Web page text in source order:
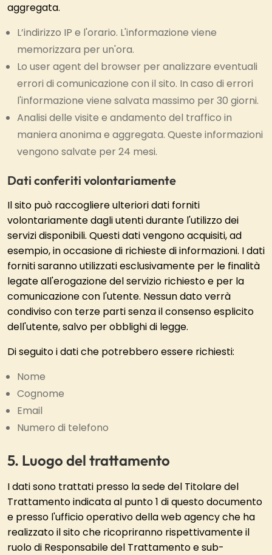
aggregata.
L’indirizzo IP e l'orario. L'informazione viene
memorizzara per un'ora.
Lo user agent del browser per analizzare eventuali
errori di comunicazione con il sito. In caso di errori
l'informazione viene salvata massimo per 30 giorni.
Analisi delle visite e andamento del traffico in
maniera anonima e aggregata. Queste informazioni
vengono salvate per 24 mesi.
Dati conferiti volontariamente
Il sito può raccogliere ulteriori dati forniti
volontariamente dagli utenti durante l'utilizzo dei
servizi disponibili. Questi dati vengono acquisiti, ad
esempio, in occasione di richieste di informazioni. I dati
forniti saranno utilizzati esclusivamente per le finalità
legate all'erogazione del servizio richiesto e per la
comunicazione con l'utente. Nessun dato verrà
condiviso con terze parti senza il consenso esplicito
dell'utente, salvo per obblighi di legge.
Di seguito i dati che potrebbero essere richiesti:
Nome
Cognome
Email
Numero di telefono
Luogo del trattamento
I dati sono trattati presso la sede del Titolare del
Trattamento indicata al punto 1 di questo documento
e presso l'ufficio operativo della web agency che ha
realizzato il sito che ricopriranno rispettivamente il
ruolo di Responsabile del Trattamento e sub-